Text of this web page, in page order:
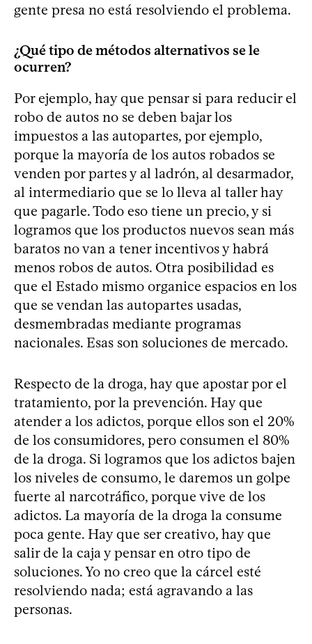
gente presa no está resolviendo el problema.
¿Qué tipo de métodos alternativos se le
ocurren?
Por ejemplo, hay que pensar si para reducir el
robo de autos no se deben bajar los
impuestos a las autopartes, por ejemplo,
porque la mayoría de los autos robados se
venden por partes y al ladrón, al desarmador,
al intermediario que se lo lleva al taller hay
que pagarle. Todo eso tiene un precio, y si
logramos que los productos nuevos sean más
baratos no van a tener incentivos y habrá
menos robos de autos. Otra posibilidad es
que el Estado mismo organice espacios en los
que se vendan las autopartes usadas,
desmembradas mediante programas
nacionales. Esas son soluciones de mercado.
Respecto de la droga, hay que apostar por el
tratamiento, por la prevención. Hay que
atender a los adictos, porque ellos son el 20%
de los consumidores, pero consumen el 80%
de la droga. Si logramos que los adictos bajen
los niveles de consumo, le daremos un golpe
fuerte al narcotráfico, porque vive de los
adictos. La mayoría de la droga la consume
poca gente. Hay que ser creativo, hay que
salir de la caja y pensar en otro tipo de
soluciones. Yo no creo que la cárcel esté
resolviendo nada; está agravando a las
personas.